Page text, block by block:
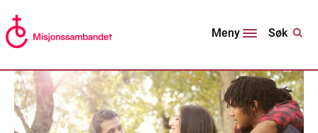
Meny Søk